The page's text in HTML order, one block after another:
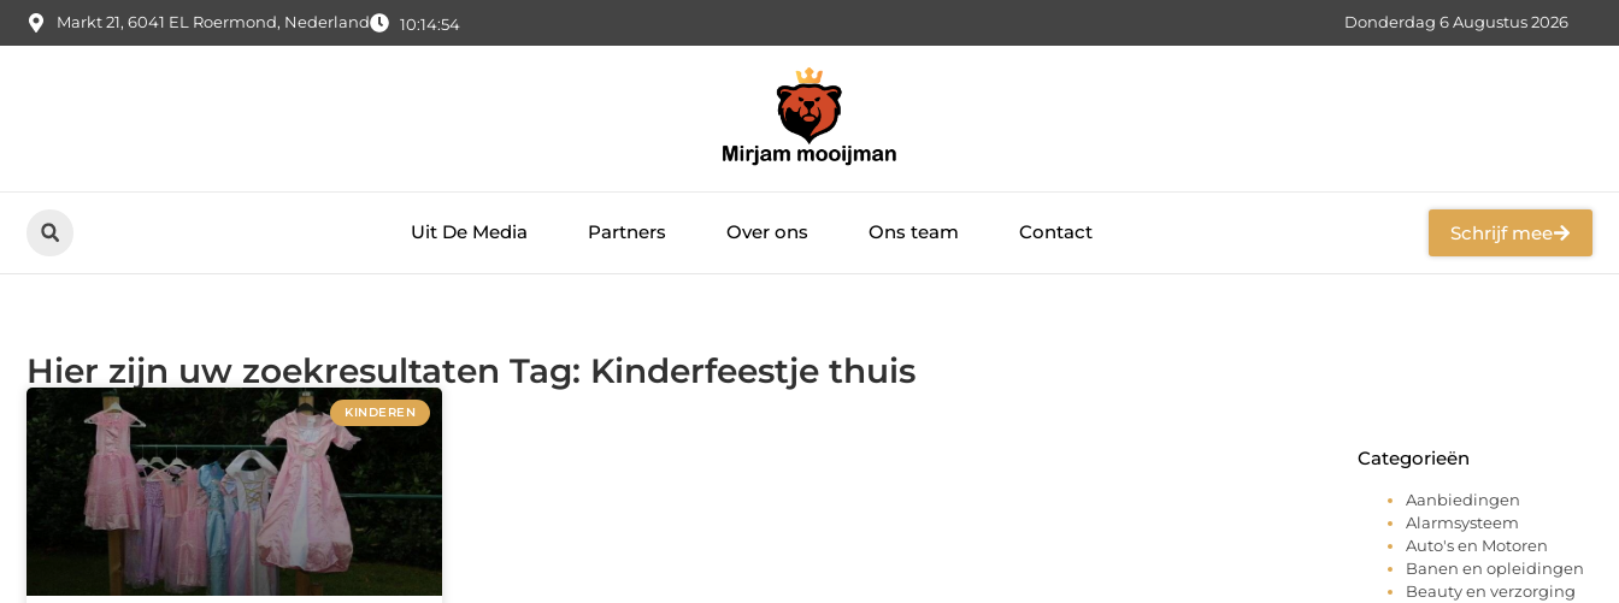
Markt 21, 6041 EL Roermond, Nederland 10:14:54 Donderdag 6 Augustus 2026
Uit De Media Partners Over ons Ons team Contact Schrijf mee
Hier zijn uw zoekresultaten Tag: Kinderfeestje thuis
KINDEREN
Categorieën
Aanbiedingen
Alarmsysteem
Auto's en Motoren
Banen en opleidingen
Beauty en verzorging